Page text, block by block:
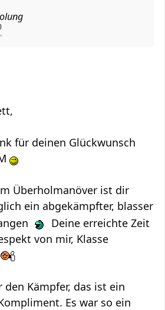
für deinen Glückwunsch
Überholmanöver ist dir
ein abgekämpfter, blasser
Deine erreichte Zeit
von mir, Klasse
den Kämpfer, das ist ein
Es war so ein